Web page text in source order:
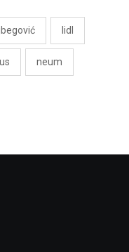
lidl
neum